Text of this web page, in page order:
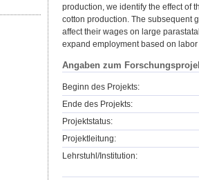
production, we identify the effect of
cotton production. The subsequent
affect their wages on large
expand employment based on
Angaben zum
Beginn des Projekts:
Ende des Projekts:
Projektstatus:
Projektleitung:
Lehrstuhl/Institution: